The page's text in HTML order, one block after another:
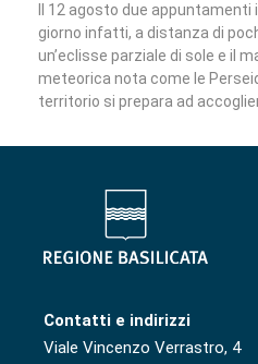
Il 12 agosto due
giorno infatti, a distanza di
un’eclisse parziale di sole e il
meteorica nota come le
territorio si prepara ad
Contatti e indirizzi
Viale Vincenzo Verrastro, 4